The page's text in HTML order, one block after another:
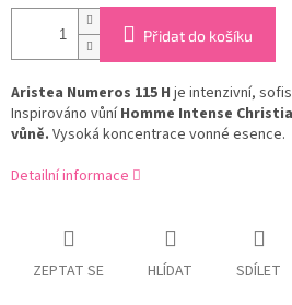
Přidat do košíku
Aristea Numeros 115 H je intenzivní,
Inspirováno vůníHomme Intense
vůně. Vysoká koncentrace vonné esence.
Detailní informace
ZEPTAT SE HLÍDAT SDÍLET